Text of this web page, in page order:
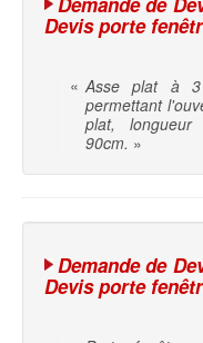
Devis porte
« Asse plat à 3
permettant
plat,
90cm. »
Demande de
Devis porte